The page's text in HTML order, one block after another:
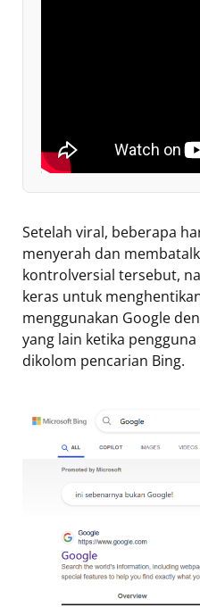
Setelah viral, beberapa
menyerah dan
kontrolversial tersebut,
keras untuk
menggunakan Google
yang lain ketika
dikolom pencarian Bing.